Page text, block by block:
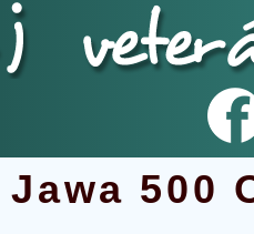
Jawa 500